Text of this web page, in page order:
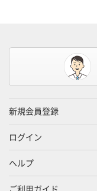
新規会員登録
ログイン
ヘルプ
ご利用ガイド